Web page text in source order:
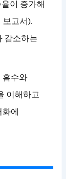
이 증가해
보고서).
감소하는
흡수와
이해하고
에